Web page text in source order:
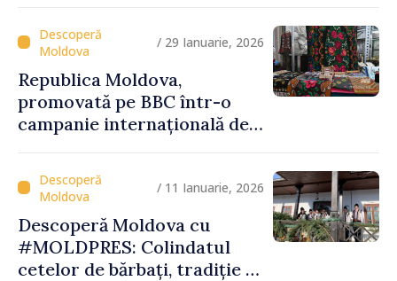
turistice unice
/ 29 Ianuarie, 2026
Republica Moldova,
promovată pe BBC într-o
campanie internațională de
/ 11 Ianuarie, 2026
Descoperă Moldova cu
#MOLDPRES: Colindatul
cetelor de bărbați, tradiție și